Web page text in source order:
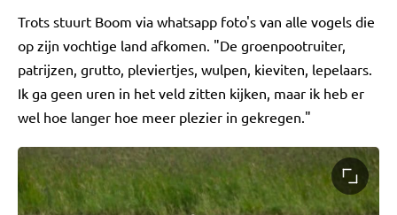
Trots stuurt Boom via whatsapp foto's van alle vogels die
op zijn vochtige land afkomen. "De groenpootruiter,
patrijzen, grutto, pleviertjes, wulpen, kieviten, lepelaars.
Ik ga geen uren in het veld zitten kijken, maar ik heb er
wel hoe langer hoe meer plezier in gekregen."